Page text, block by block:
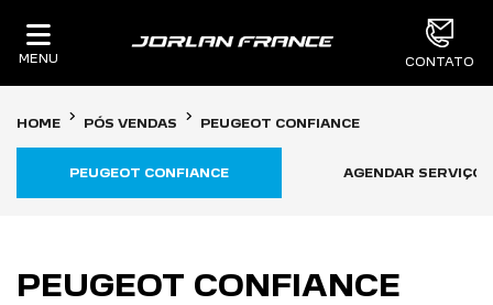
MENU CONTATO
HOME PÓS VENDAS PEUGEOT CONFIANCE
PEUGEOT CONFIANCE AGENDAR SERVIÇOS
PEUGEOT CONFIANCE